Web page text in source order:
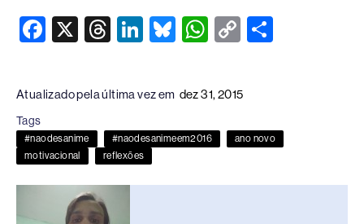
F
e
b
o
o
X
T
a
d
s
Li
e
dI
n
Bl
sk
y
W
s
A
p
C
y
Li
k
Atualizado pela última vez em dez 31, 2015
Tags
#naodesanime #naodesanimeem2016
ano novo
motivacional
reflexões